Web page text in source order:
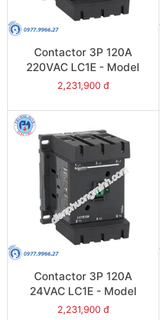
Contactor 3P 120A
220VAC LC1E - Model
LC1E120M6
2,231,900 đ
Contactor 3P 120A
24VAC LC1E - Model
LC1E120B6
2,231,900 đ